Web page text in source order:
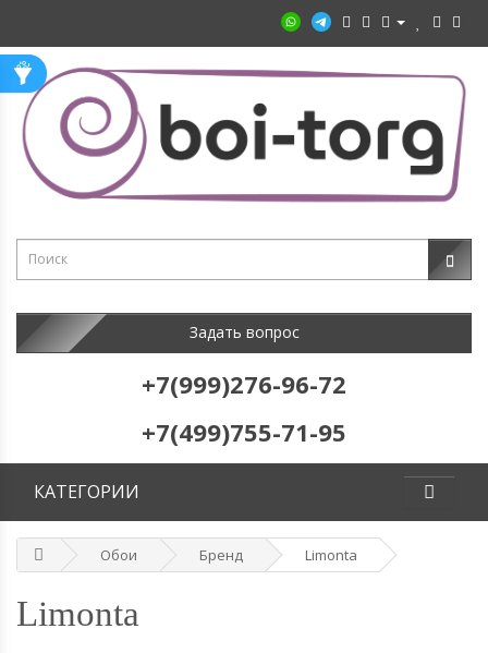
Задать вопрос
+7(999)276-96-72
+7(499)755-71-95
КАТЕГОРИИ
Обои Бренд Limonta
Limonta